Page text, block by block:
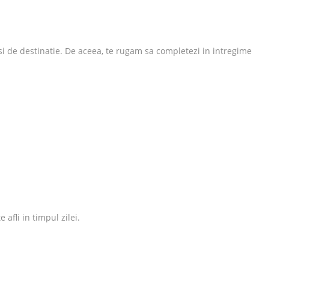
destinatie. De aceea, te rugam sa completezi in intregime
afli in timpul zilei.